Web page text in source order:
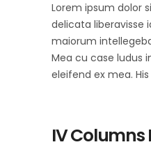
Lorem ipsum dolor
delicata liberavisse
maiorum
Mea cu case ludus
eleifend ex mea.
IV Columns